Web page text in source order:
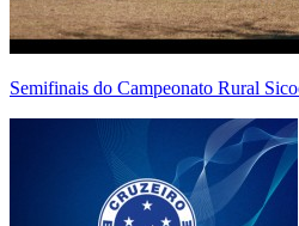
Semifinais do Campeonato Rural